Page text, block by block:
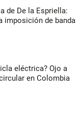
de De la Espriella:
imposición de banda
eléctrica? Ojo a
en Colombia